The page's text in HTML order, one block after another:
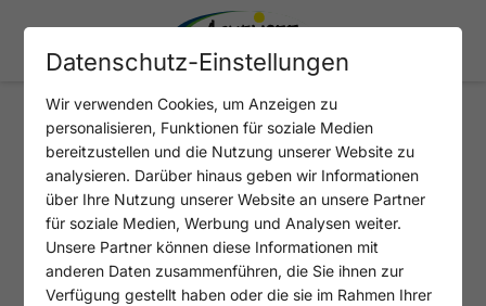
ACHENSEE GUIDE - MICHAEL
SCHUH
Datenschutz-Einstellungen
Wir verwenden Cookies, um Anzeigen zu
personalisieren, Funktionen für soziale Medien
bereitzustellen und die Nutzung unserer Website zu
analysieren. Darüber hinaus geben wir Informationen
über Ihre Nutzung unserer Website an unsere Partner
für soziale Medien, Werbung und Analysen weiter.
Unsere Partner können diese Informationen mit
anderen Daten zusammenführen, die Sie ihnen zur
Verfügung gestellt haben oder die sie im Rahmen Ihrer